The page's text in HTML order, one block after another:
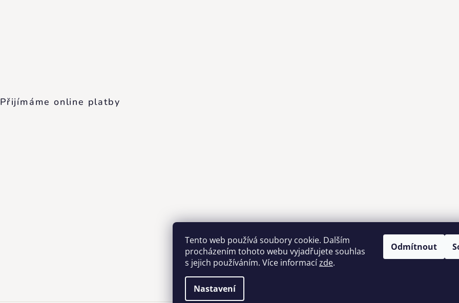
Tento web používá soubory cookie. Dalším
procházením tohoto webu vyjadřujete souhlas
s jejich používáním. Více informacízde.
Nastavení
Odmítnout
Přijímáme online platby
Možnosti dopravy